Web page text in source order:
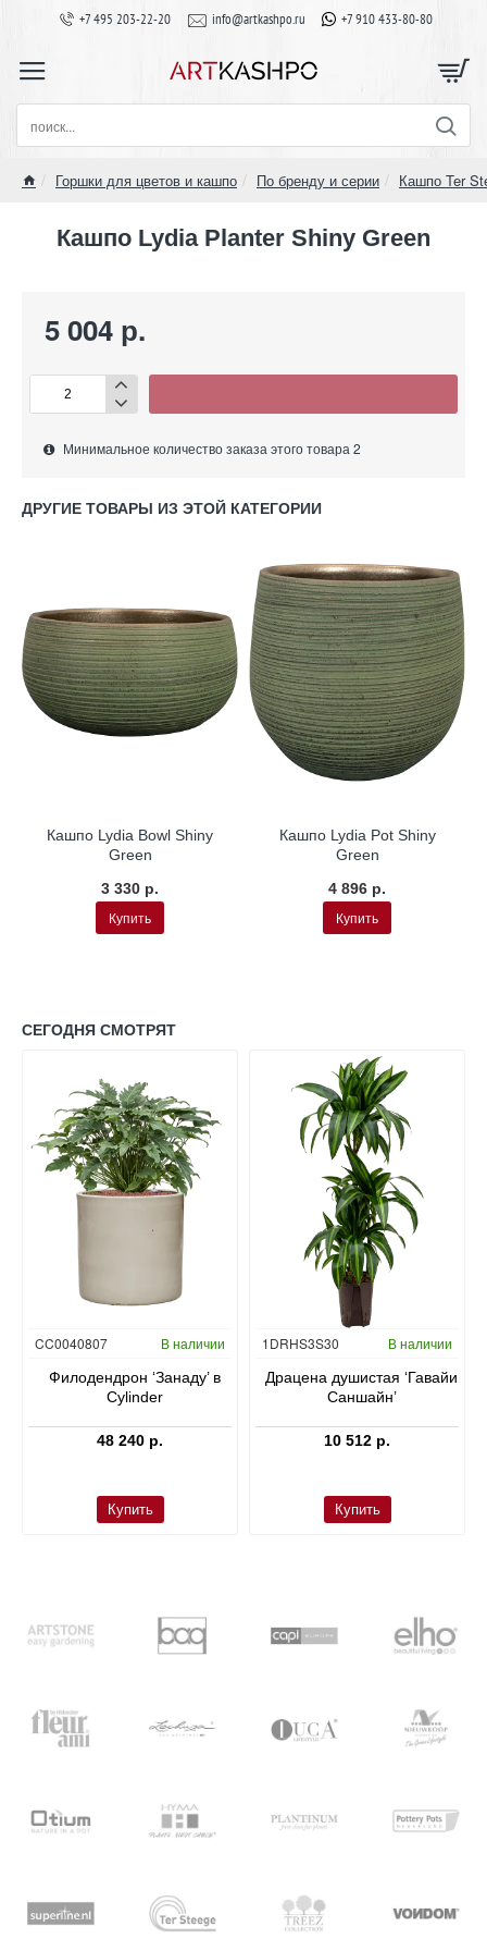
+7 495 203-22-20 info@artkashpo.ru +7 910 433-80-80
поиск...
Горшки для цветов и кашпо По бренду и серии Кашпо Ter
Кашпо Lydia Planter Shiny Green
5 004 р.
Минимальное количество заказа этого товара 2
ДРУГИЕ ТОВАРЫ ИЗ ЭТОЙ КАТЕГОРИИ
Кашпо Lydia Bowl Shiny
Green
3 330 р.
Купить
Кашпо Lydia Pot Shiny
Green
4 896 р.
Купить
СЕГОДНЯ СМОТРЯТ
CC0040807 В наличии
Филодендрон ‘Занаду’ в
Cylinder
48 240 р.
Купить
Гидропоника
1DRHS3S30 В наличии
Драцена душистая ‘Гавайи
Саншайн’
10 512 р.
Купить